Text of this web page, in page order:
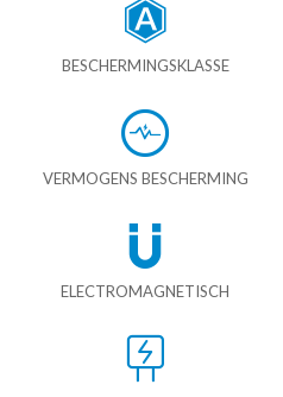
BESCHERMINGSKLASSE
VERMOGENS BESCHERMING
ELECTROMAGNETISCH